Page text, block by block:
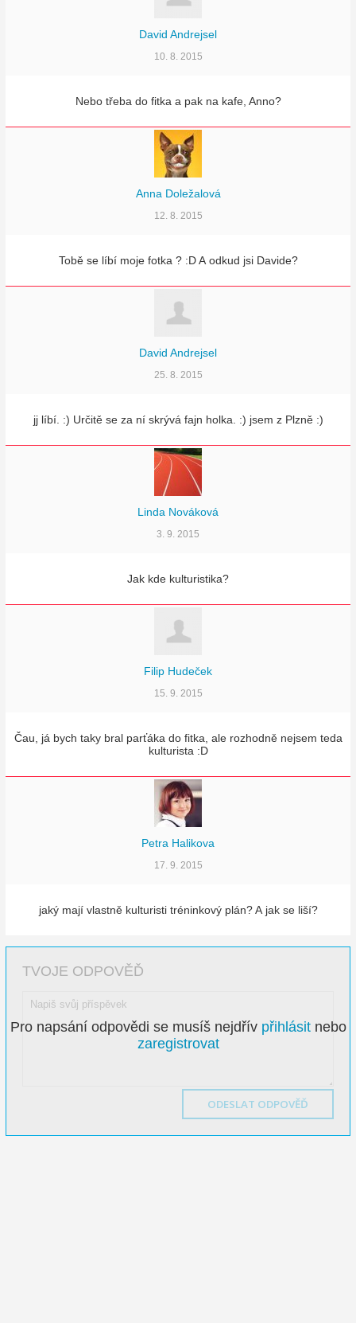
David Andrejsel
10. 8. 2015
Nebo třeba do fitka a pak na kafe, Anno?
Anna Doležalová
12. 8. 2015
Tobě se líbí moje fotka ? :D A odkud jsi Davide?
David Andrejsel
25. 8. 2015
jj líbí. :) Určitě se za ní skrývá fajn holka. :) jsem z Plzně :)
Linda Nováková
3. 9. 2015
Jak kde kulturistika?
Filip Hudeček
15. 9. 2015
Čau, já bych taky bral parťáka do fitka, ale rozhodně nejsem teda
kulturista :D
Petra Halikova
17. 9. 2015
jaký mají vlastně kulturisti tréninkový plán? A jak se liší?
Pro napsání odpovědi se musíš nejdřív přihlásitnebo
zaregistrovat
TVOJE ODPOVĚĎ